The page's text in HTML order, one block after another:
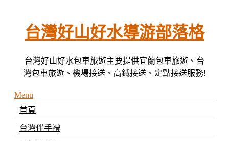
台灣好山好水導游部落格
台灣好山好水包車旅遊主要提供宜蘭包車旅遊、台
灣包車旅遊、機場接送、高鐵接送、定點接送服務!
Menu
首頁
台灣伴手禮